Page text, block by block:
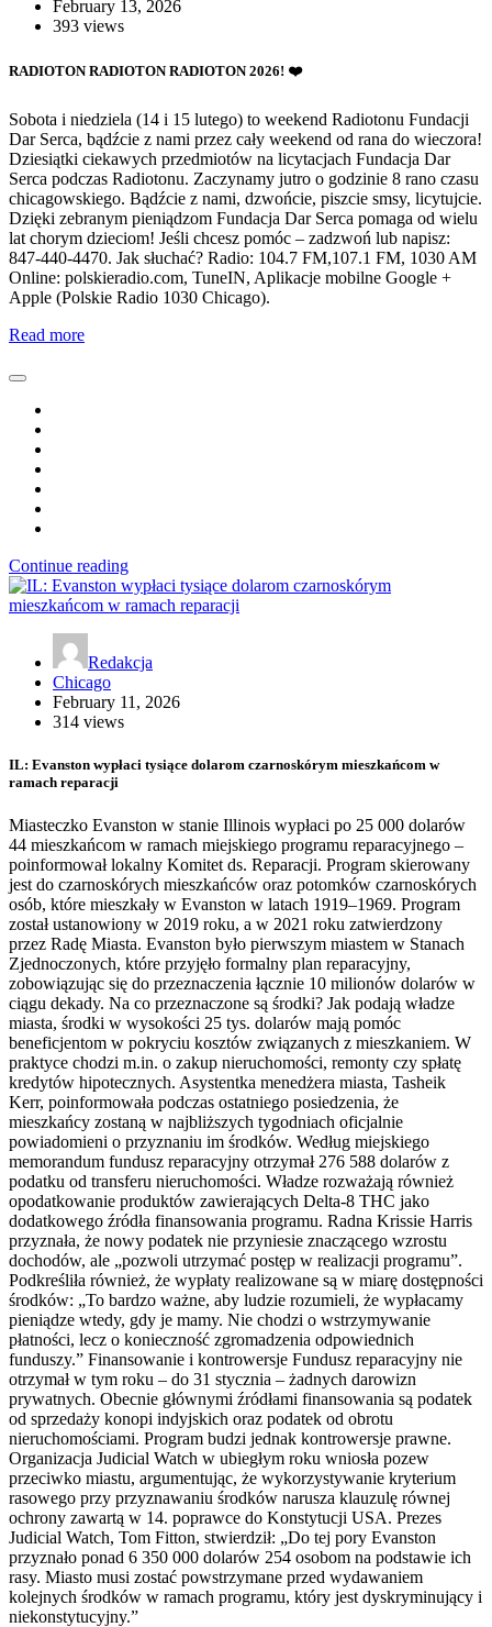
February 13, 2026
393 views
RADIOTON RADIOTON RADIOTON 2026! ❤️
Sobota i niedziela (14 i 15 lutego) to weekend Radiotonu Fundacji
Dar Serca, bądźcie z nami przez cały weekend od rana do wieczora!
Dziesiątki ciekawych przedmiotów na licytacjach Fundacja Dar
Serca podczas Radiotonu. Zaczynamy jutro o godzinie 8 rano czasu
chicagowskiego. Bądźcie z nami, dzwońcie, piszcie smsy, licytujcie.
Dzięki zebranym pieniądzom Fundacja Dar Serca pomaga od wielu
lat chorym dzieciom! Jeśli chcesz pomóc – zadzwoń lub napisz:
847-440-4470. Jak słuchać? Radio: 104.7 FM,107.1 FM, 1030 AM
Online: polskieradio.com, TuneIN, Aplikacje mobilne Google +
Apple (Polskie Radio 1030 Chicago).
Read more
Continue reading
Redakcja
Chicago
February 11, 2026
314 views
IL: Evanston wypłaci tysiące dolarom czarnoskórym mieszkańcom w
ramach reparacji
Miasteczko Evanston w stanie Illinois wypłaci po 25 000 dolarów
44 mieszkańcom w ramach miejskiego programu reparacyjnego –
poinformował lokalny Komitet ds. Reparacji. Program skierowany
jest do czarnoskórych mieszkańców oraz potomków czarnoskórych
osób, które mieszkały w Evanston w latach 1919–1969. Program
został ustanowiony w 2019 roku, a w 2021 roku zatwierdzony
przez Radę Miasta. Evanston było pierwszym miastem w Stanach
Zjednoczonych, które przyjęło formalny plan reparacyjny,
zobowiązując się do przeznaczenia łącznie 10 milionów dolarów w
ciągu dekady. Na co przeznaczone są środki? Jak podają władze
miasta, środki w wysokości 25 tys. dolarów mają pomóc
beneficjentom w pokryciu kosztów związanych z mieszkaniem. W
praktyce chodzi m.in. o zakup nieruchomości, remonty czy spłatę
kredytów hipotecznych. Asystentka menedżera miasta, Tasheik
Kerr, poinformowała podczas ostatniego posiedzenia, że
mieszkańcy zostaną w najbliższych tygodniach oficjalnie
powiadomieni o przyznaniu im środków. Według miejskiego
memorandum fundusz reparacyjny otrzymał 276 588 dolarów z
podatku od transferu nieruchomości. Władze rozważają również
opodatkowanie produktów zawierających Delta-8 THC jako
dodatkowego źródła finansowania programu. Radna Krissie Harris
przyznała, że nowy podatek nie przyniesie znaczącego wzrostu
dochodów, ale „pozwoli utrzymać postęp w realizacji programu”.
Podkreśliła również, że wypłaty realizowane są w miarę dostępności
środków: „To bardzo ważne, aby ludzie rozumieli, że wypłacamy
pieniądze wtedy, gdy je mamy. Nie chodzi o wstrzymywanie
płatności, lecz o konieczność zgromadzenia odpowiednich
funduszy.” Finansowanie i kontrowersje Fundusz reparacyjny nie
otrzymał w tym roku – do 31 stycznia – żadnych darowizn
prywatnych. Obecnie głównymi źródłami finansowania są podatek
od sprzedaży konopi indyjskich oraz podatek od obrotu
nieruchomościami. Program budzi jednak kontrowersje prawne.
Organizacja Judicial Watch w ubiegłym roku wniosła pozew
przeciwko miastu, argumentując, że wykorzystywanie kryterium
rasowego przy przyznawaniu środków narusza klauzulę równej
ochrony zawartą w 14. poprawce do Konstytucji USA. Prezes
Judicial Watch, Tom Fitton, stwierdził: „Do tej pory Evanston
przyznało ponad 6 350 000 dolarów 254 osobom na podstawie ich
rasy. Miasto musi zostać powstrzymane przed wydawaniem
kolejnych środków w ramach programu, który jest dyskryminujący i
niekonstytucyjny.”